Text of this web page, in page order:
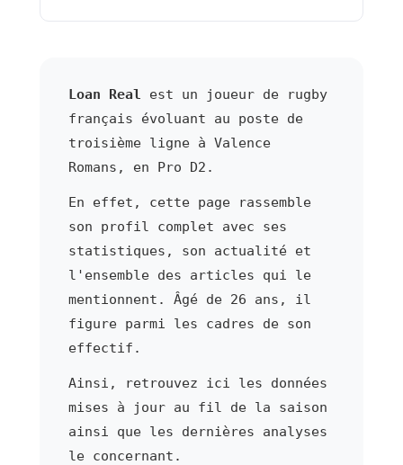
Loan Real est un joueur de rugby
français évoluant au poste de
troisième ligne à Valence
Romans, en Pro D2.
En effet, cette page rassemble
son profil complet avec ses
statistiques, son actualité et
l'ensemble des articles qui le
mentionnent. Âgé de 26 ans, il
figure parmi les cadres de son
effectif.
Ainsi, retrouvez ici les données
mises à jour au fil de la saison
ainsi que les dernières analyses
le concernant.